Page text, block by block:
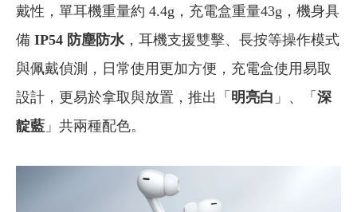
戴性，單耳機重量約 4.4g，充電盒重量43g，機身具
備 IP54 防塵防水 ，耳機支援雙擊、長按等操作模式
與佩戴偵測，日常使用更加方便，充電盒使用易取
設計，更易於拿取與放置，推出「 明亮白 」、「 深
靛藍 」共兩種配色。